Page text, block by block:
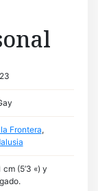
23
Frontera,
cm (5’3 «) y